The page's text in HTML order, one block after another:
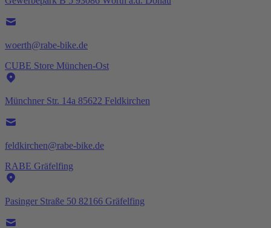
woerth@rabe-bike.de
CUBE Store München-Ost
Münchner Str. 14a 85622 Feldkirchen
feldkirchen@rabe-bike.de
RABE Gräfelfing
Pasinger Straße 50 82166 Gräfelfing